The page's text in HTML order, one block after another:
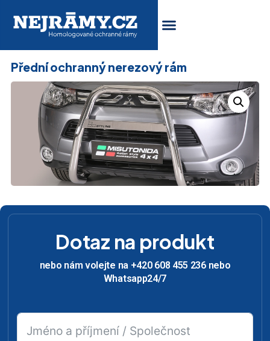
Přední ochranný nerezový rám
Dotaz na produkt
nebo nám volejte na +420 608 455 236 nebo
Whatsapp24/7